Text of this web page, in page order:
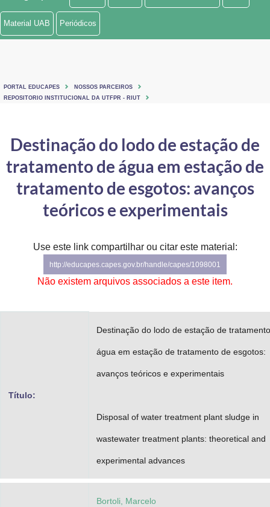
Ministério de Minas e Energia
Ministério do Turismo
Controladoria-Geral da União
Ministério da Mulher, da Família e dos Direitos Humanos
Gabinete de Segurança Institucional
Advocacia-Geral da União
Material UAB Periódicos
PORTAL EDUCAPES
NOSSOS PARCEIROS
REPOSITORIO INSTITUCIONAL DA UTFPR - RIUT
Destinação do lodo de estação de
tratamento de água em estação de
tratamento de esgotos: avanços
teóricos e experimentais
Use este link compartilhar ou citar este material:
http://educapes.capes.gov.br/handle/capes/1098001
Não existem arquivos associados a este item.
Título:
Destinação do lodo de estação de
água em estação de tratamento de esgotos:
avanços teóricos e experimentais
Disposal of water treatment plant sludge in
wastewater treatment plants: theoretical and
experimental advances
Bortoli, Marcelo